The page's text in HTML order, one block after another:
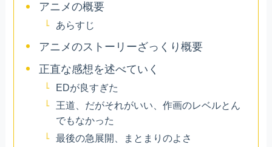
アニメの概要
あらすじ
アニメのストーリーざっくり概要
正直な感想を述べていく
EDが良すぎた
王道、だがそれがいい、作画のレベルとん
でもなかった
最後の急展開、まとまりのよさ